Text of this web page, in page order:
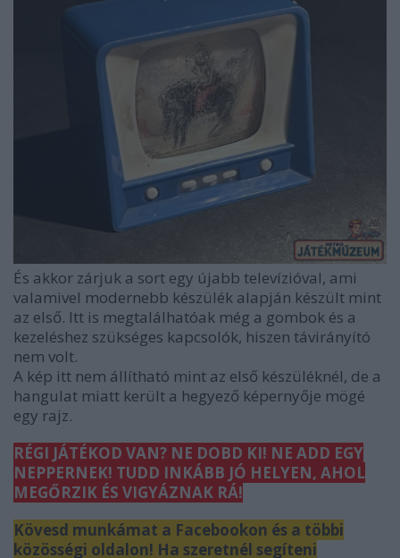
És akkor zárjuk a sort egy újabb televízióval, ami
valamivel modernebb készülék alapján készült mint
az első. Itt is megtalálhatóak még a gombok és a
kezeléshez szükséges kapcsolók, hiszen távirányító
nem volt.
A kép itt nem állítható mint az első készüléknél, de a
hangulat miatt került a hegyező képernyője mögé
egy rajz.
RÉGI JÁTÉKOD VAN? NE DOBD KI! NE ADD EGY
NEPPERNEK! TUDD INKÁBB JÓ HELYEN, AHOL
MEGŐRZIK ÉS VIGYÁZNAK RÁ!
Kövesd munkámat a Facebookon és a többi
közösségi oldalon! Ha szeretnél segíteni